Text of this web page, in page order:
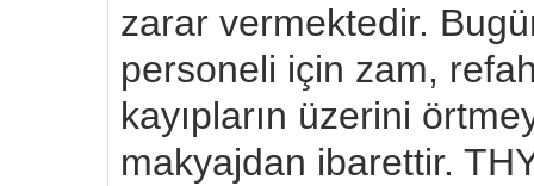
zarar vermektedir.
personeli için zam,
kayıpların üzerini
makyajdan ibarettir.